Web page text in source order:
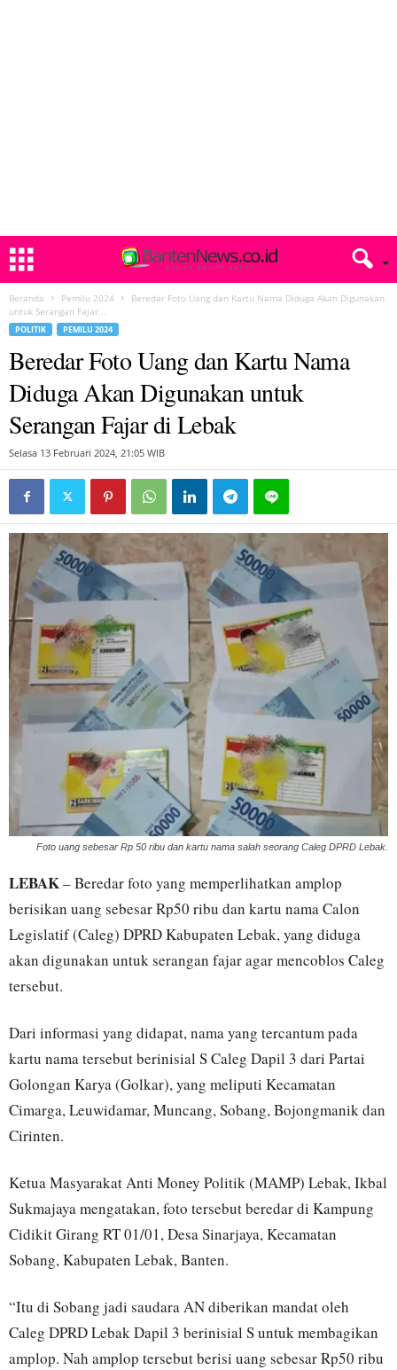
Beranda Pemilu 2024
Beredar Foto Uang dan Kartu Nama Diduga Akan Digunakan
untuk Serangan Fajar...
POLITIK PEMILU 2024
Beredar Foto Uang dan Kartu Nama
Diduga Akan Digunakan untuk
Serangan Fajar di Lebak
Selasa 13 Februari 2024, 21:05 WIB
Foto uang sebesar Rp 50 ribu dan kartu nama salah seorang Caleg DPRD Lebak.
LEBAK– Beredar foto yang memperlihatkan amplop
berisikan uang sebesar Rp50 ribu dan kartu nama Calon
Legislatif (Caleg) DPRD Kabupaten Lebak, yang diduga
akan digunakan untuk serangan fajar agar mencoblos Caleg
tersebut.
Dari informasi yang didapat, nama yang tercantum pada
kartu nama tersebut berinisial S Caleg Dapil 3 dari Partai
Golongan Karya (Golkar), yang meliputi Kecamatan
Cimarga, Leuwidamar, Muncang, Sobang, Bojongmanik dan
Cirinten.
Ketua Masyarakat Anti Money Politik (MAMP) Lebak, Ikbal
Sukmajaya mengatakan, foto tersebut beredar di Kampung
Cidikit Girang RT 01/01, Desa Sinarjaya, Kecamatan
Sobang, Kabupaten Lebak, Banten.
“Itu di Sobang jadi saudara AN diberikan mandat oleh
Caleg DPRD Lebak Dapil 3 berinisial S untuk membagikan
amplop. Nah amplop tersebut berisi uang sebesar Rp50 ribu